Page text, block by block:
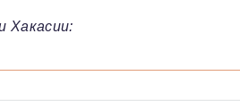
Хакасии: